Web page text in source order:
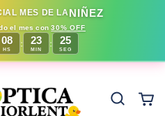
MES DE LANIÑEZ
el mes con30% OFF
08
HS
: 23
MIN
: 24
SEG